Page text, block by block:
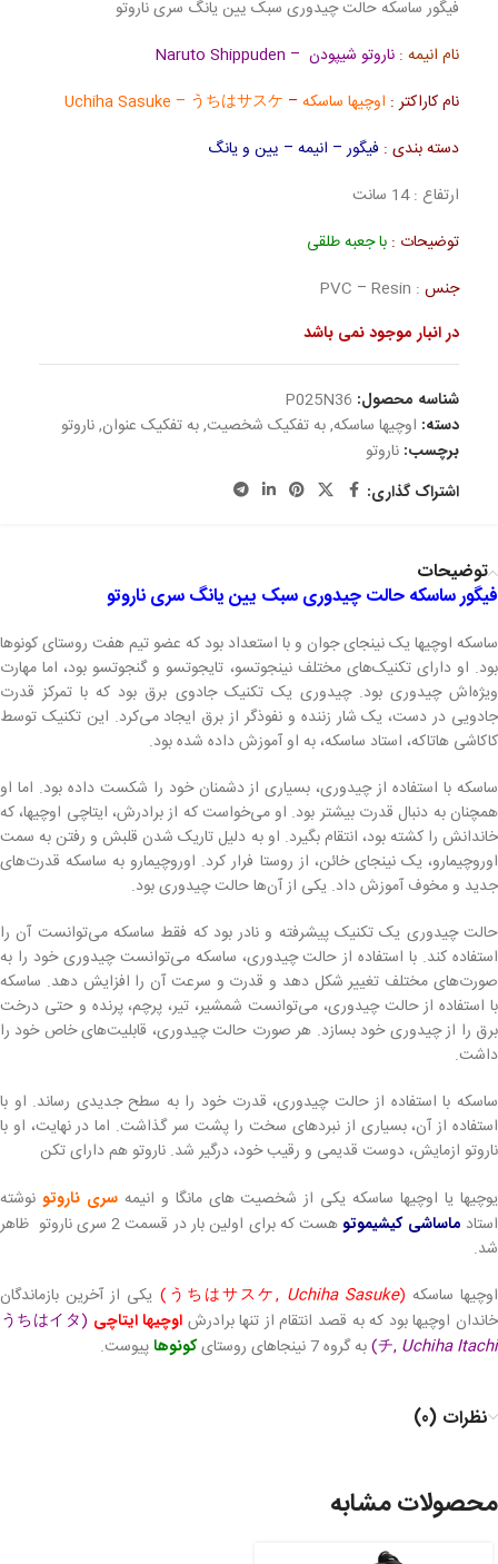
فیگور ساسکه حالت چیدوری سبک یین یانگ سری ناروتو
نام انیمه : ناروتو شیپودن – Naruto Shippuden
نام کاراکتر : اوچیها ساسکه –
Uchiha Sasuke – うちはサスケ
دسته بندی : فیگور – انیمه – یین و یانگ
ارتفاع : 14 سانت
توضیحات : با جعبه طلقی
جنس : PVC – Resin
در انبار موجود نمی باشد
شناسه محصول: P025N36
دسته: اوچیها ساسکه,به تفکیک شخصیت,به تفکیک عنوان,ناروتو
برچسب: ناروتو
اشتراک گذاری:
توضیحات
فیگور ساسکه حالت چیدوری سبک یین یانگ سری ناروتو
ساسکه اوچیها یک نینجای جوان و با استعداد بود که عضو تیم هفت روستای کونوها
بود. او دارای تکنیک‌های مختلف نینجوتسو، تایجوتسو و گنجوتسو بود، اما مهارت
ویژه‌اش چیدوری بود. چیدوری یک تکنیک جادوی برق بود که با تمرکز قدرت
جادویی در دست، یک شار زننده و نفوذگر از برق ایجاد می‌کرد. این تکنیک توسط
کاکاشی هاتاکه، استاد ساسکه، به او آموزش داده شده بود.
ساسکه با استفاده از چیدوری، بسیاری از دشمنان خود را شکست داده بود. اما او
همچنان به دنبال قدرت بیشتر بود. او می‌خواست که از برادرش، ایتاچی اوچیها، که
خاندانش را کشته بود، انتقام بگیرد. او به دلیل تاریک شدن قلبش و رفتن به سمت
اوروچیمارو، یک نینجای خائن، از روستا فرار کرد. اوروچیمارو به ساسکه قدرت‌های
جدید و مخوف آموزش داد. یکی از آن‌ها حالت چیدوری بود.
حالت چیدوری یک تکنیک پیشرفته و نادر بود که فقط ساسکه می‌توانست آن را
استفاده کند. با استفاده از حالت چیدوری، ساسکه می‌توانست چیدوری خود را به
صورت‌های مختلف تغییر شکل دهد و قدرت و سرعت آن را افزایش دهد. ساسکه
با استفاده از حالت چیدوری، می‌توانست شمشیر، تیر، پرچم، پرنده و حتی درخت
برق را از چیدوری خود بسازد. هر صورت حالت چیدوری، قابلیت‌های خاص خود را
داشت.
ساسکه با استفاده از حالت چیدوری، قدرت خود را به سطح جدیدی رساند. او با
استفاده از آن، بسیاری از نبردهای سخت را پشت سر گذاشت. اما در نهایت، او با
ناروتو ازمایش، دوست قدیمی و رقیب خود، درگیر شد. ناروتو هم دارای تکن
یوچیها یا اوچیها ساسکه یکی از شخصیت های مانگا و انیمهسری ناروتو نوشته
استاد ماساشی کیشیموتو
هست که برای اولین بار در قسمت 2 سری ناروتو ظاهر
شد.
اوچیها ساسکه (うちはサスケ,
Uchiha Sasuke
) یکی از آخرین بازماندگان
خاندان اوچیها بود که به قصد انتقام از تنها برادرش اوچیها ایتاچی
(うちはイタ
チ, Uchiha Itachi
)به گروه 7 نینجاهای روستای کونوهاپیوست.
نظرات (0)
محصولات مشابه